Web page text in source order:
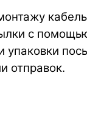
с
упаковки
отправок.